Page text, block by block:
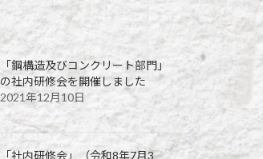
「鋼構造及びコンクリート部門」
の社内研修会を開催しました
2021年12月10日
「社内研修会」（令和8年7月3